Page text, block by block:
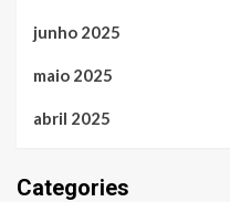
junho 2025
maio 2025
abril 2025
Categories